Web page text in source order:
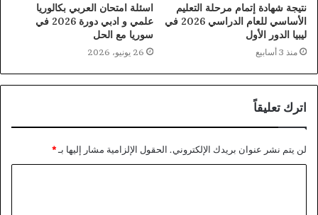
نتيجة شهادة إتمام مرحلة التعليم
الأساسي للعام الدراسي 2026 في
ليبيا الدور الأول
منذ 3 أسابيع
اسئلة امتحان العربي بكالوريا
علمي و ادبي دورة 2026 في
سوريا مع الحل
26 يونيو، 2026
اترك تعليقاً
لن يتم نشر عنوان بريدك الإلكتروني. الحقول الإلزامية مشار إليها بـ*